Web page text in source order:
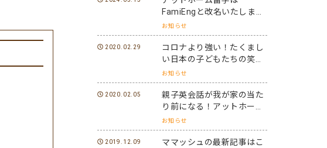
FamiEngと改名いたしまし
た。
お知らせ
2020.02.29
コロナより強い！たくまし
い日本の子どもたちの笑顔
と元気を世界に届けよう！
お知らせ
2020.02.05
親子英会話が我が家の当た
り前になる！アットホーム
留学パフォーマーになろ
う！
お知らせ
2019.12.09
ママッシュの最新記事はこ